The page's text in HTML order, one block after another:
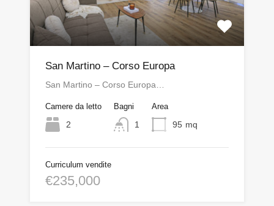
San Martino – Corso Europa
San Martino – Corso Europa…
Camere da letto
2
Bagni
1
Area
95 mq
Curriculum vendite
€235,000